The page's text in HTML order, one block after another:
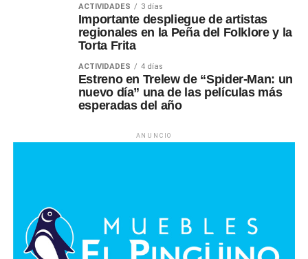
ACTIVIDADES 3 días
Importante despliegue de artistas
regionales en la Peña del Folklore y la
Torta Frita
ACTIVIDADES 4 días
Estreno en Trelew de “Spider-Man: un
nuevo día” una de las películas más
esperadas del año
ANUNCIO